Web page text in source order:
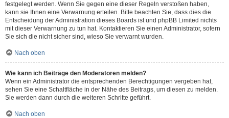
festgelegt werden. Wenn Sie gegen eine dieser Regeln verstoßen haben,
kann sie Ihnen eine Verwarnung erteilen. Bitte beachten Sie, dass dies die
Entscheidung der Administration dieses Boards ist und phpBB Limited nichts
mit dieser Verwarnung zu tun hat. Kontaktieren Sie einen Administrator, sofern
Sie sich die nicht sicher sind, wieso Sie verwarnt wurden.
Nach oben
Wie kann ich Beiträge den Moderatoren melden?
Wenn ein Administrator die entsprechenden Berechtigungen vergeben hat,
sehen Sie eine Schaltfläche in der Nähe des Beitrags, um diesen zu melden.
Sie werden dann durch die weiteren Schritte geführt.
Nach oben